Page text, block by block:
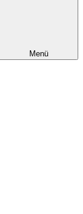
Menü